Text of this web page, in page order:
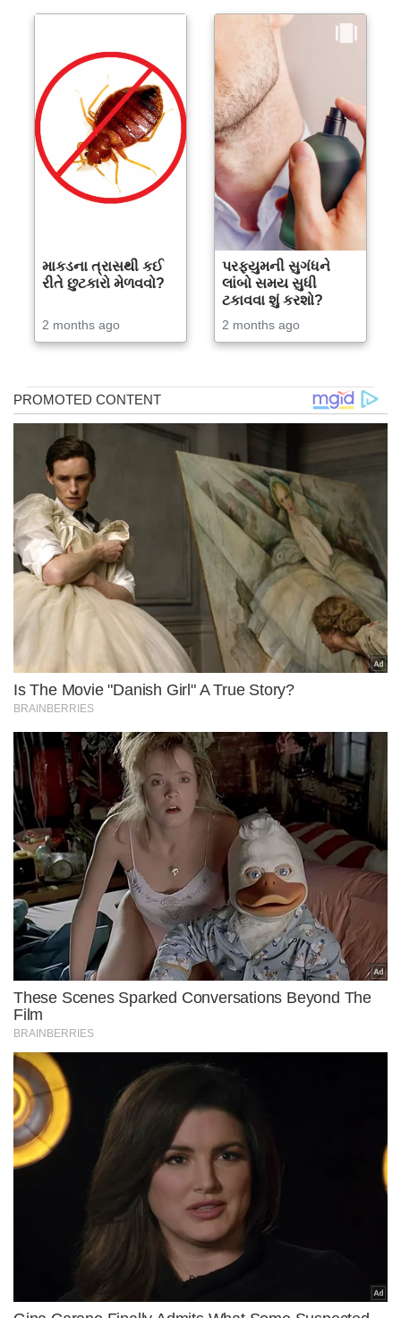
માકડના ત્રાસથી કઈ
રીતે છુટકારો મેળવવો?
2 months ago
પરફ્યુમની સુગંધને
લાંબો સમય સુધી
ટકાવવા શું કરશો?
2 months ago